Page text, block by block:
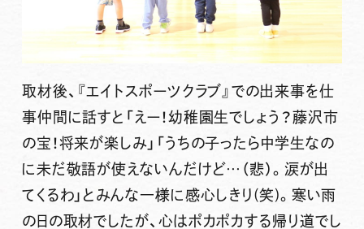
取材後、『エイトスポーツクラブ』での出来事を仕
事仲間に話すと「えー！幼稚園生でしょう？藤沢市
の宝！将来が楽しみ」「うちの子ったら中学生なの
に未だ敬語が使えないんだけど…（悲）。涙が出
てくるわ」とみんな一様に感心しきり(笑)。寒い雨
の日の取材でしたが、心はポカポカする帰り道でし